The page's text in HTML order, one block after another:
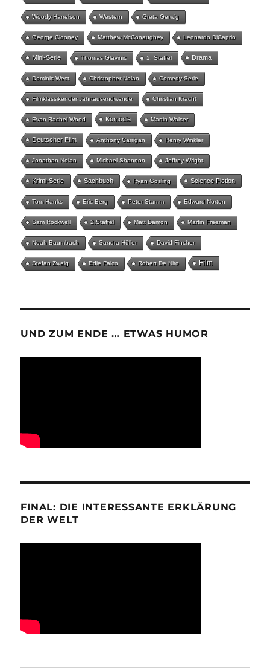
Woody Harrelson Western Greta Gerwig
George Clooney Matthew McConaughey Leonardo DiCaprio
Mini-Serie Thomas Glavinic 1. Staffel Drama
Dominic West Christopher Nolan Comedy-Serie
Filmklassiker der Jahrtausendwende Christian Kracht
Evan Rachel Wood Komödie Martin Walser
Deutscher Film Anthony Carrigan Henry Winkler
Jonathan Nolan Michael Shannon Jeffrey Wright
Krimi-Serie Sachbuch Ryan Gosling Science Fiction
Tom Hanks Eric Berg Peter Stamm Edward Norton
Sam Rockwell 2.Staffel Matt Damon Martin Freeman
Noah Baumbach Sandra Hüller David Fincher
Stefan Zweig Edie Falco Robert De Niro Film
UND ZUM ENDE … ETWAS HUMOR
FINAL: DIE INTERESSANTE ERKLÄRUNG
DER WELT